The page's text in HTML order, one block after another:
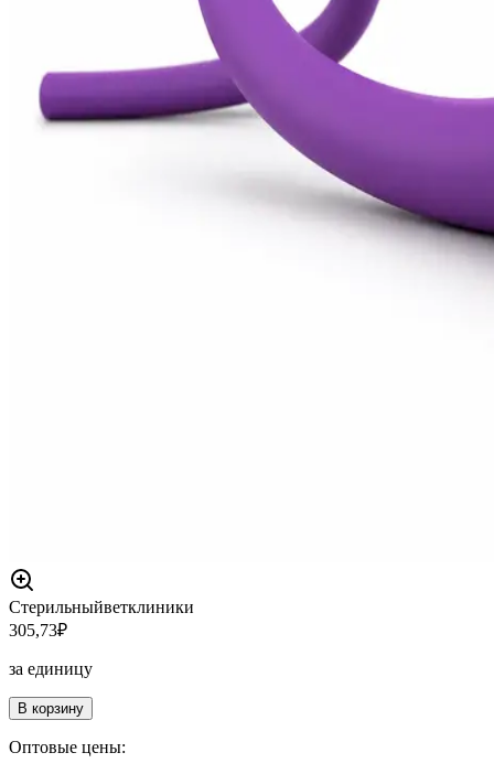
Стерильныйветклиники
305,73₽
за единицу
В корзину
Оптовые цены: